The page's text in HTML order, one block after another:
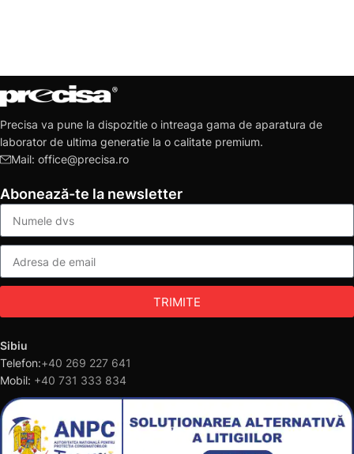
Precisa va pune la dispozitie o intreaga gama de aparatura de
laborator de ultima generatie la o calitate premium.
Mail: office@precisa.ro
Abonează-te la newsletter
TRIMITE
Sibiu
Telefon:+40 269 227 641
Mobil: +40 731 333 834